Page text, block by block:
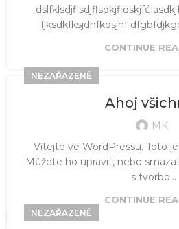
fjksdkfksjdhfkdsjhf
CONTINUE
NEZAŘAZENÉ
Ahoj
MK
Vítejte ve WordPressu. Toto
Můžete ho upravit, nebo
s tvorbo...
CONTINUE
NEZAŘAZENÉ